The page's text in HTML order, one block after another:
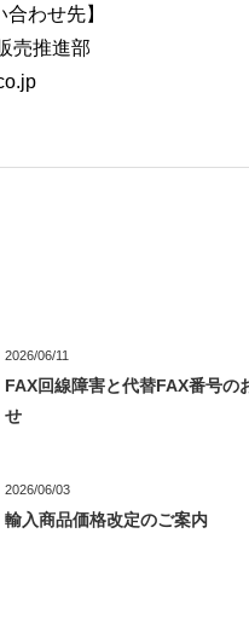
合わせ先】
売推進部
2026/06/11
FAX回線障害と代替FAX番号の
せ
2026/06/03
輸入商品価格改定のご案内